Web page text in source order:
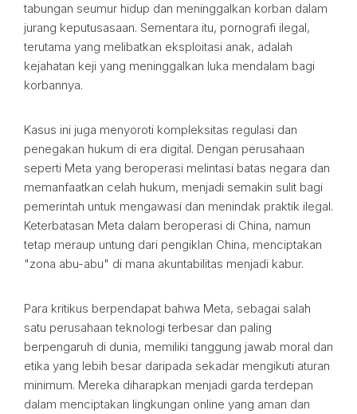
tabungan seumur hidup dan meninggalkan korban dalam
jurang keputusasaan. Sementara itu, pornografi ilegal,
terutama yang melibatkan eksploitasi anak, adalah
kejahatan keji yang meninggalkan luka mendalam bagi
korbannya.
Kasus ini juga menyoroti kompleksitas regulasi dan
penegakan hukum di era digital. Dengan perusahaan
seperti Meta yang beroperasi melintasi batas negara dan
memanfaatkan celah hukum, menjadi semakin sulit bagi
pemerintah untuk mengawasi dan menindak praktik ilegal.
Keterbatasan Meta dalam beroperasi di China, namun
tetap meraup untung dari pengiklan China, menciptakan
"zona abu-abu" di mana akuntabilitas menjadi kabur.
Para kritikus berpendapat bahwa Meta, sebagai salah
satu perusahaan teknologi terbesar dan paling
berpengaruh di dunia, memiliki tanggung jawab moral dan
etika yang lebih besar daripada sekadar mengikuti aturan
minimum. Mereka diharapkan menjadi garda terdepan
dalam menciptakan lingkungan online yang aman dan